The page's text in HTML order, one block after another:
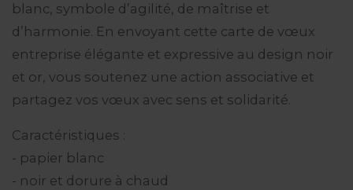
blanc, symbole d’agilité, de maîtrise et
d’harmonie. En envoyant cette carte de vœux
entreprise élégante et expressive au design noir
et or, vous soutenez une action associative et
partagez vos vœux avec sens et solidarité.
Caractéristiques :
- papier blanc
- noir et dorure à chaud